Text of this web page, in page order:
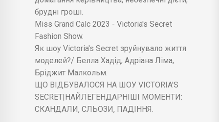
брудні гроші.
Miss Grand Calc 2023 - Victoria's Secret
Fashion Show.
Як шоу Victoria's Secret зруйнувало життя
моделей?/ Белла Хадід, Адріана Ліма,
Бріджит Малкольм.
ЩО ВІДБУВАЛОСЯ НА ШОУ VICTORIA'S
SECRET|НАЙЛЕГЕНДАРНІШІ МОМЕНТИ:
СКАНДАЛИ, СЛЬОЗИ, ПАДІННЯ.